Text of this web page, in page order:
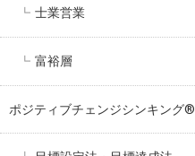
士業営業
富裕層
ポジティブチェンジシンキング®️